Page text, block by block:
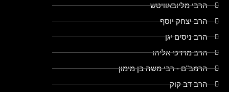
הרבי מליובאוויטש
הרב יצחק יוסף
הרב ניסים יגן
הרב מרדכי אליהו
הרמב"ם - רבי משה בן מימון
הרב דב קוק